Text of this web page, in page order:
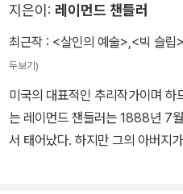
지은이: 레이먼드 챈들러
최근작 : <살인의 예술> <빅 슬립>
두보기)
미국의 대표적인 추리작가이며
는 레이먼드 챈들러는 1888년 7
서 태어났다. 하지만 그의 아버지